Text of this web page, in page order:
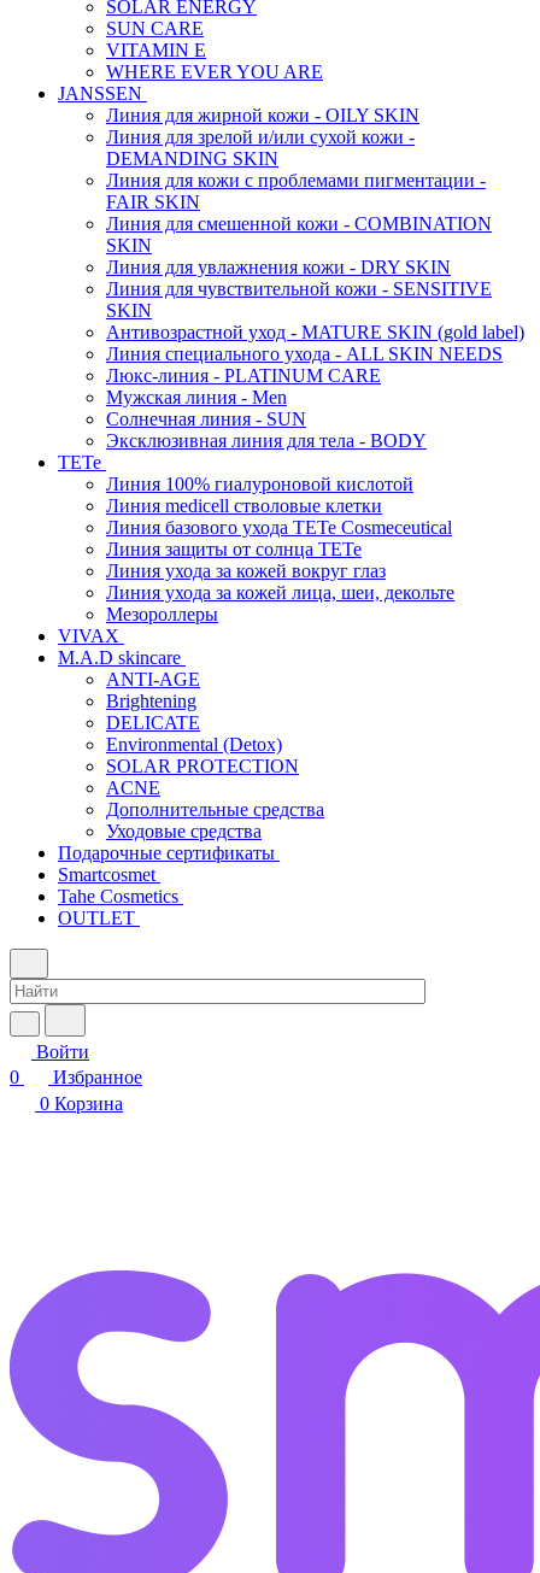
SOLAR ENERGY
SUN CARE
VITAMIN E
WHERE EVER YOU ARE
JANSSEN
Линия для жирной кожи - OILY SKIN
Линия для зрелой и/или сухой кожи -
DEMANDING SKIN
Линия для кожи с проблемами пигментации -
FAIR SKIN
Линия для смешенной кожи - COMBINATION
SKIN
Линия для увлажнения кожи - DRY SKIN
Линия для чувствительной кожи - SENSITIVE
SKIN
Антивозрастной уход - MATURE SKIN (gold label)
Линия специального ухода - ALL SKIN NEEDS
Люкс-линия - PLATINUM CARE
Мужская линия - Men
Солнечная линия - SUN
Эксклюзивная линия для тела - BODY
TETe
Линия 100% гиалуроновой кислотой
Линия medicell стволовые клетки
Линия базового ухода TETe Cosmeceutical
Линия защиты от солнца TETe
Линия ухода за кожей вокруг глаз
Линия ухода за кожей лица, шеи, декольте
Мезороллеры
VIVAX
M.A.D skincare
ANTI-AGE
Brightening
DELICATE
Environmental (Detox)
SOLAR PROTECTION
АCNE
Дополнительные средства
Уходовые средства
Подарочные сертификаты
Smartcosmet
Tahe Cosmetics
OUTLET
Войти
0
Избранное
0 Корзина